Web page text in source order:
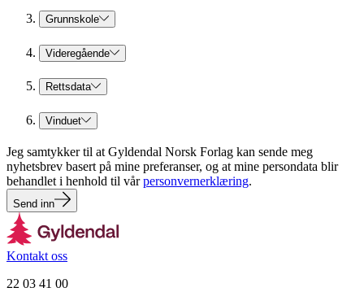
Grunnskole
Videregående
Rettsdata
Vinduet
Jeg samtykker til at Gyldendal Norsk Forlag kan sende meg
nyhetsbrev basert på mine preferanser, og at mine persondata blir
behandlet i henhold til vår personvernerklæring.
Send inn
Kontakt oss
22 03 41 00